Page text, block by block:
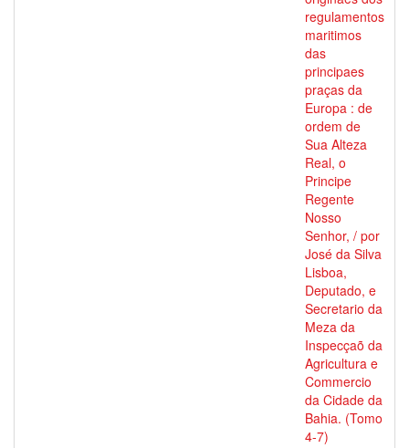
regulamentos
maritimos
das
principaes
praças da
Europa : de
ordem de
Sua Alteza
Real, o
Principe
Regente
Nosso
Senhor, / por
José da Silva
Lisboa,
Deputado, e
Secretario da
Meza da
Inspecçaõ da
Agricultura e
Commercio
da Cidade da
Bahia. (Tomo
4-7)